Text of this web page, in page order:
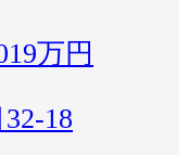
万円
18